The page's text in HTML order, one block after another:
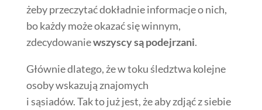
żeby przeczytać dokładnie informacje o nich,
bo każdy może okazać się winnym,
zdecydowaniewszyscy są podejrzani.
Głównie dlatego, że w toku śledztwa kolejne
osoby wskazują znajomych
i sąsiadów.Tak to już jest, że aby zdjąć z siebie